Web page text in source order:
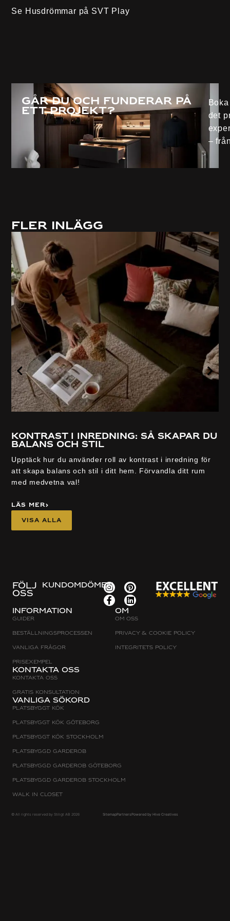
Se Husdrömmar på SVT Play
Går du och funderar på
ett projekt?
det
–
Fler inlägg
Kontrast i inredning: så skapar du
balans och stil
Upptäck hur du använder roll av kontrast i inredning för
att skapa balans och stil i ditt hem. Förvandla ditt rum
med medvetna val!
Läs mer
Visa alla
Vanliga sökord
Platsbyggt Kök
Platsbyggt kök Göteborg
Platsbyggt kök Stockholm
Platsbyggd Garderob
Platsbyggd Garderob Göteborg
Platsbyggd Garderob Stockholm
Walk in Closet
Information
Guider
Beställningsprocessen
Vanliga frågor
Prisexempel
Kontakta oss
Kontakta oss
Gratis konsultation
Om
Om oss
Privacy & cookie policy
Integritets policy
FÖLJ
OSS
KUNDOMDÖMEN
© All rights reserved by Stiligt AB 2026 SitemapPartnersPowered by Hive Creatives